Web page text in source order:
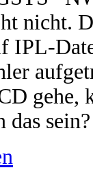
nicht.
IPL-
gehe,
das sein?